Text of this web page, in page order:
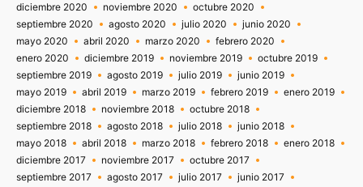
diciembre 2020
noviembre 2020
octubre 2020
septiembre 2020
agosto 2020 julio 2020
junio 2020
mayo 2020
abril 2020 marzo 2020
febrero 2020
enero 2020
diciembre 2019 noviembre 2019
octubre 2019
septiembre 2019
agosto 2019 julio 2019
junio 2019
mayo 2019
abril 2019 marzo 2019 febrero 2019
enero 2019
diciembre 2018
noviembre 2018
octubre 2018
septiembre 2018
agosto 2018 julio 2018
junio 2018
mayo 2018
abril 2018 marzo 2018 febrero 2018
enero 2018
diciembre 2017
noviembre 2017
octubre 2017
septiembre 2017
agosto 2017 julio 2017
junio 2017